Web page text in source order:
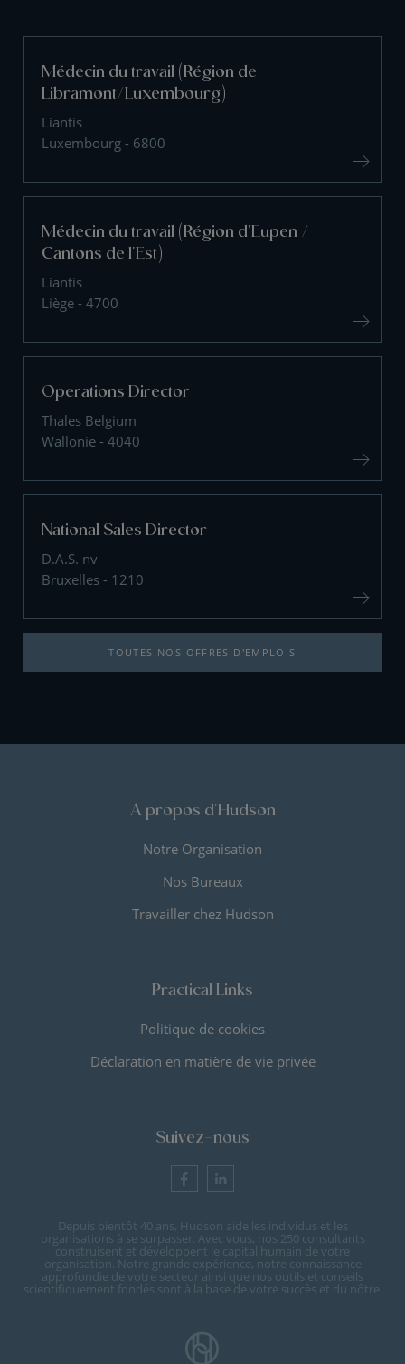
Médecin du travail (Région de
Libramont/Luxembourg)
Liantis
Luxembourg - 6800
Médecin du travail (Région d'Eupen /
Cantons de l'Est)
Liantis
Liège - 4700
Operations Director
Thales Belgium
Wallonie - 4040
National Sales Director
D.A.S. nv
Bruxelles - 1210
TOUTES NOS OFFRES D'EMPLOIS
A propos d'Hudson
Notre Organisation
Nos Bureaux
Travailler chez Hudson
Practical Links
Politique de cookies
Déclaration en matière de vie privée
Suivez-nous
Depuis bientôt 40 ans, Hudson aide les individus et les
organisations à se surpasser. Avec vous, nos 250 consultants
construisent et développent le capital humain de votre
organisation. Notre grande expérience, notre connaissance
approfondie de votre secteur ainsi que nos outils et conseils
scientifiquement fondés sont à la base de votre succès et du nôtre.